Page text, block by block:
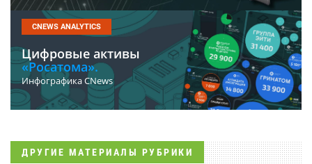
CNEWS ANALYTICS
Цифровые активы
«Росатома».
Инфографика CNews
ДРУГИЕ МАТЕРИАЛЫ РУБРИКИ